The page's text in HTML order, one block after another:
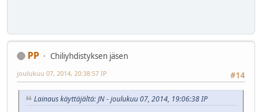
PP
Chiliyhdistyksen jäsen
#14
joulukuu 07, 2014, 20:38:57 IP
Lainaus käyttäjältä: JN - joulukuu 07, 2014, 19:06:38 IP